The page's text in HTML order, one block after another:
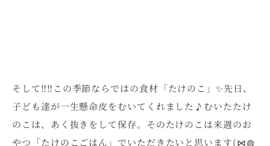
そして‼‼この季節ならではの食材「たけのこ」✨先日、
子ども達が一生懸命皮をむいてくれました♪むいたたけ
のこは、あく抜きをして保存。そのたけのこは来週のお
やつ「たけのこごはん」でいただきたいと思います(⋈◍